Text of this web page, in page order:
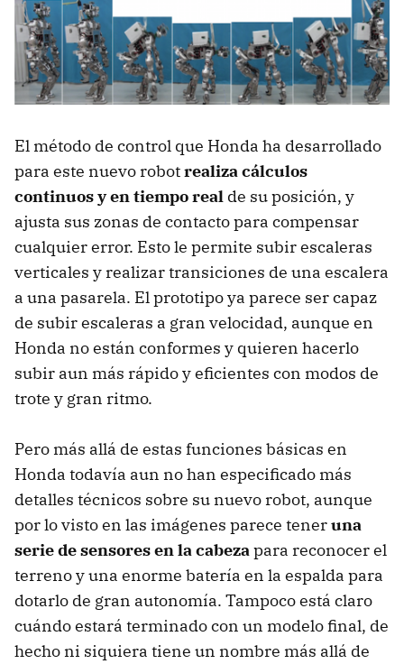
El método de control que Honda ha desarrollado
para este nuevo robotrealiza cálculos
continuos y en tiempo real de su posición, y
ajusta sus zonas de contacto para compensar
cualquier error. Esto le permite subir escaleras
verticales y realizar transiciones de una escalera
a una pasarela. El prototipo ya parece ser capaz
de subir escaleras a gran velocidad, aunque en
Honda no están conformes y quieren hacerlo
subir aun más rápido y eficientes con modos de
trote y gran ritmo.
Pero más allá de estas funciones básicas en
Honda todavía aun no han especificado más
detalles técnicos sobre su nuevo robot, aunque
por lo visto en las imágenes parece teneruna
serie de sensores en la cabezapara reconocer el
terreno y una enorme batería en la espalda para
dotarlo de gran autonomía. Tampoco está claro
cuándo estará terminado con un modelo final, de
hecho ni siquiera tiene un nombre más allá de